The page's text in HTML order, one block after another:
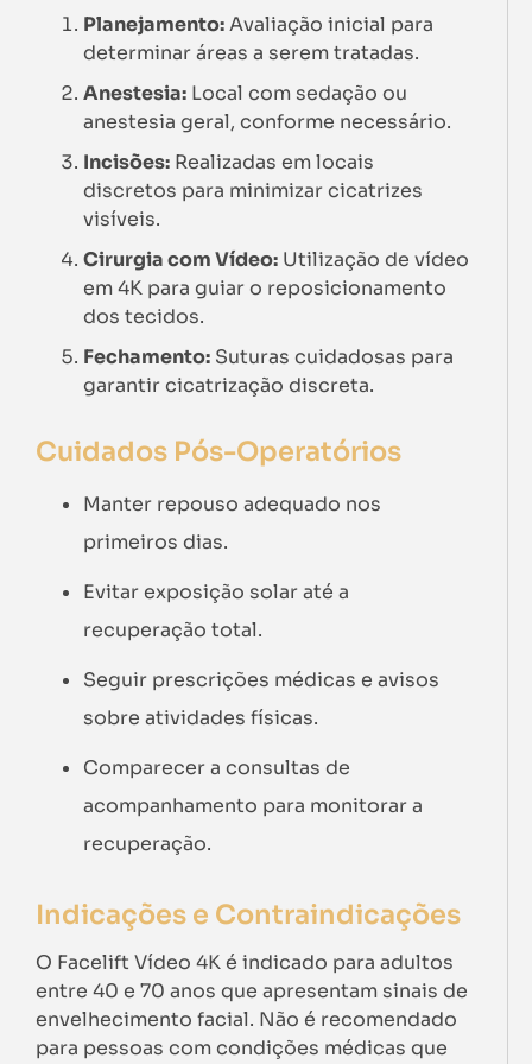
Planejamento:Avaliação inicial para
determinar áreas a serem tratadas.
Anestesia: Local com sedação ou
anestesia geral, conforme necessário.
Incisões: Realizadas em locais
discretos para minimizar cicatrizes
visíveis.
Cirurgia com Vídeo: Utilização de vídeo
em 4K para guiar o reposicionamento
dos tecidos.
Fechamento: Suturas cuidadosas para
garantir cicatrização discreta.
Cuidados Pós-Operatórios
Manter repouso adequado nos
primeiros dias.
Evitar exposição solar até a
recuperação total.
Seguir prescrições médicas e avisos
sobre atividades físicas.
Comparecer a consultas de
acompanhamento para monitorar a
recuperação.
Indicações e Contraindicações
O Facelift Vídeo 4K é indicado para adultos
entre 40 e 70 anos que apresentam sinais de
envelhecimento facial. Não é recomendado
para pessoas com condições médicas que